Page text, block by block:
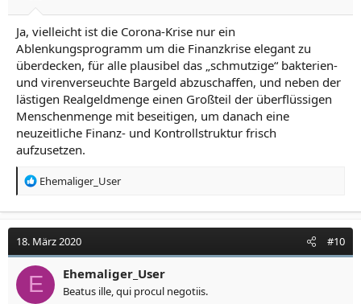
Ja, vielleicht ist die Corona-Krise nur ein
Ablenkungsprogramm um die Finanzkrise elegant zu
überdecken, für alle plausibel das „schmutzige“ bakterien-
und virenverseuchte Bargeld abzuschaffen, und neben der
lästigen Realgeldmenge einen Großteil der überflüssigen
Menschenmenge mit beseitigen, um danach eine
neuzeitliche Finanz- und Kontrollstruktur frisch
aufzusetzen.
R
a
t
i
o
n
e
Ehemaliger_User
18. März 2020 #10
E Ehemaliger_User
Beatus ille, qui procul negotiis.